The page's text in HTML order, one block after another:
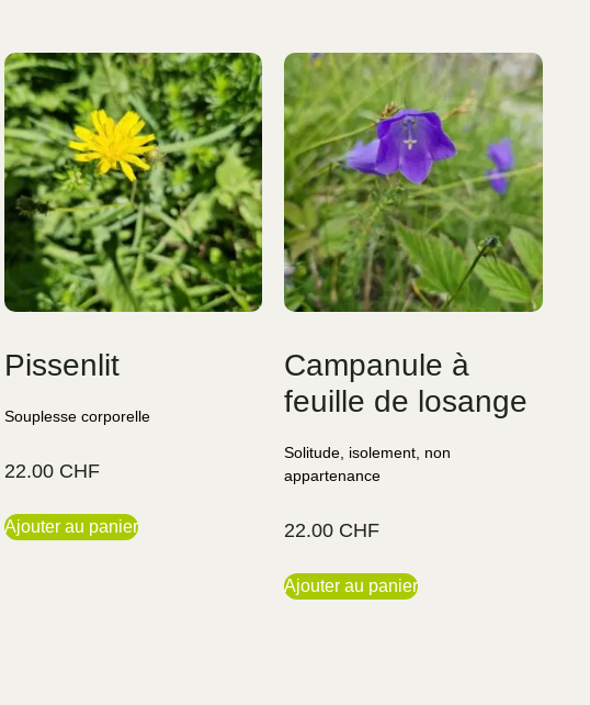
Pissenlit
Souplesse corporelle
22.00 CHF
Ajouter au panier
Campanule à
feuille de losange
Solitude, isolement, non
appartenance
22.00 CHF
Ajouter au panier